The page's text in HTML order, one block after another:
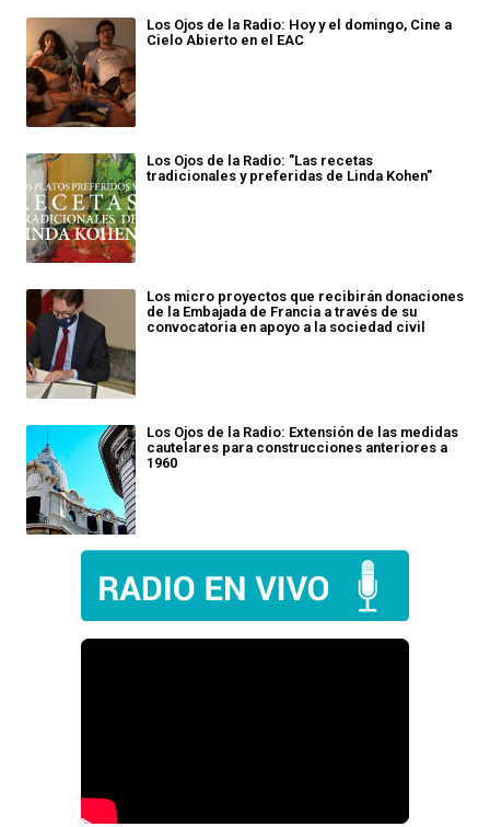
Los Ojos de la Radio: Hoy y el domingo, Cine a
Cielo Abierto en el EAC
Los Ojos de la Radio: "Las recetas
tradicionales y preferidas de Linda Kohen"
Los micro proyectos que recibirán donaciones
de la Embajada de Francia a través de su
convocatoria en apoyo a la sociedad civil
Los Ojos de la Radio: Extensión de las medidas
cautelares para construcciones anteriores a
1960